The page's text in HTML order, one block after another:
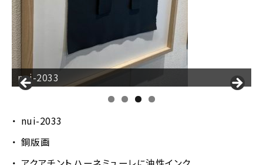
nui-2033
nui-2033
銅版画